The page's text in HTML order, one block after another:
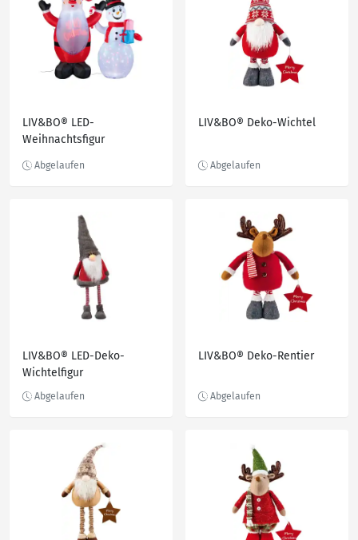
LIV&BO® LED-
Weihnachtsfigur
LIV&BO® Deko-Wichtel
LIV&BO® LED-Deko-
Wichtelfigur
LIV&BO® Deko-Rentier